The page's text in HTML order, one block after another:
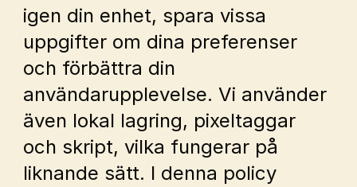
igen din enhet, spara vissa
uppgifter om dina preferenser
och förbättra din
användarupplevelse. Vi använder
även lokal lagring, pixeltaggar
och skript, vilka fungerar på
liknande sätt. I denna policy